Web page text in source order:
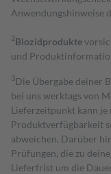
Anwendungshinweise
2Biozidprodukte
und
3Die Übergabe deiner
bei uns werktags von
Lieferzeitpunkt kann je
Produktverfügbarkeit
abweichen. Darüber
Prüfungen, die zu
Lieferfrist um die